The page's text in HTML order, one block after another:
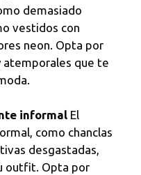
demasiado
vestidos con
neon. Opta por
atemporales que te
informal El
como chanclas
desgastadas,
outfit. Opta por